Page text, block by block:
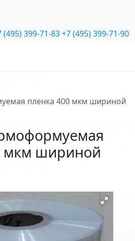
(495) 399-71-83+7 (495) 399-71-90
пленка 400 мкм шириной
мкм шириной